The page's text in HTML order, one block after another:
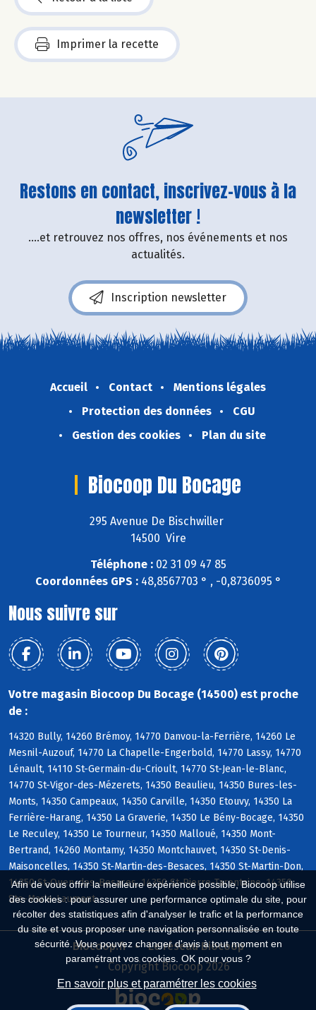
Afin de vous offrir la meilleure expérience possible, Biocoop utilise
des cookies : pour assurer une performance optimale du site, pour
récolter des statistiques afin d'analyser le trafic et la performance
du site et vous proposer une navigation personnalisée en toute
sécurité. Vous pouvez changer d'avis à tout moment en
paramétrant vos cookies. OK pour vous ?
En savoir plus et paramétrer les cookies
Imprimer la recette
Restons en contact, inscrivez-vous à la
newsletter !
....et retrouvez nos offres, nos événements et nos
actualités.
Inscription newsletter
Accueil Contact
Mentions légales
Protection des données
CGU
Gestion des cookies
Plan du site
Biocoop Du Bocage
295 Avenue De Bischwiller
14500 Vire
Téléphone :02 31 09 47 85
Coordonnées GPS :48,8567703 ° , -0,8736095 °
Nous suivre sur
Votre magasin Biocoop Du Bocage (14500) est proche
de :
14320 Bully, 14260 Brémoy, 14770 Danvou-la-Ferrière, 14260 Le
Mesnil-Auzouf, 14770 La Chapelle-Engerbold, 14770 Lassy, 14770
Lénault, 14110 St-Germain-du-Crioult, 14770 St-Jean-le-Blanc,
14770 St-Vigor-des-Mézerets, 14350 Beaulieu, 14350 Bures-les-
Monts, 14350 Campeaux, 14350 Carville, 14350 Etouvy, 14350 La
Ferrière-Harang, 14350 La Graverie, 14350 Le Bény-Bocage, 14350
Le Reculey, 14350 Le Tourneur, 14350 Malloué, 14350 Mont-
Bertrand, 14260 Montamy, 14350 Montchauvet, 14350 St-Denis-
Maisoncelles, 14350 St-Martin-des-Besaces, 14350 St-Martin-Don,
14350 St-Ouen-des-Besaces, 14350 St-Pierre-Tarentaine, 14350
Ste-Marie-Laumont
Biocoop.fr
Le réseau Biocoop
Copyright Biocoop 2026